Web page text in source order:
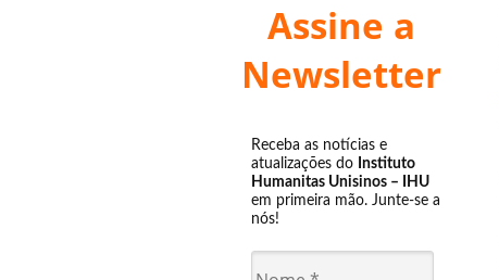
Assine a
Newsletter
Receba as notícias e
atualizações do Instituto
Humanitas Unisinos – IHU
em primeira mão. Junte-se a
nós!